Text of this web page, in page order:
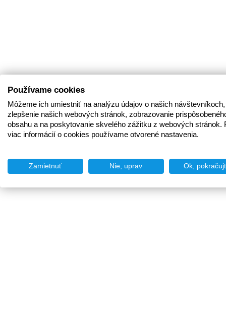
Používame cookies
Môžeme ich umiestniť na analýzu údajov o našich
zlepšenie našich webových stránok, zobrazovanie
obsahu a na poskytovanie skvelého zážitku z webových stránok.
viac informácií o cookies používame otvorené nastavenia.
Zamietnuť Nie, uprav Ok,